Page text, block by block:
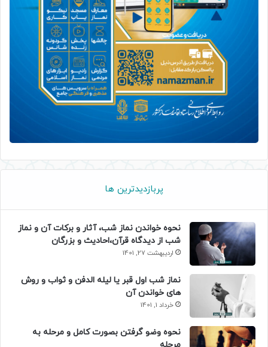
پربازدیدترین ها
نحوه خواندن نماز شب، آثار و برکات آن و نماز
شب از دیدگاه قرآن،احادیث و بزرگان
اردیبهشت 27, 1401
نماز شب اول قبر یا لیله الدفن و ثواب و روش
های خواندن آن
خرداد 1, 1401
نحوه وضو گرفتن بصورت کامل و مرحله به